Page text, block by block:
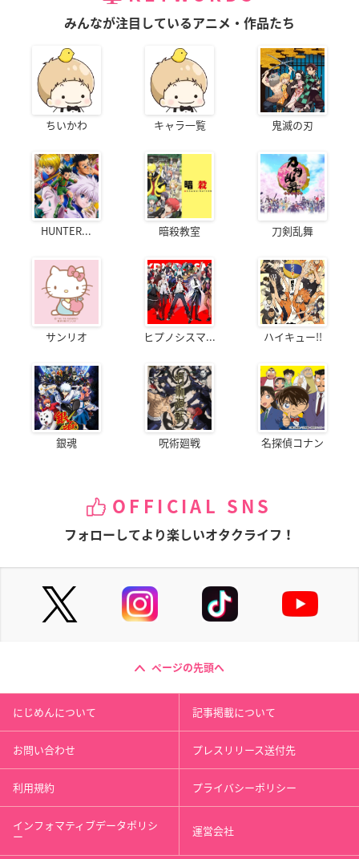
みんなが注目しているアニメ・作品たち
ちいかわ キャラ一覧 鬼滅の刃
HUNTER... 暗殺教室 刀剣乱舞
サンリオ ヒプノシスマ... ハイキュー!!
銀魂 呪術廻戦 名探偵コナン
OFFICIAL SNS
フォローしてより楽しいオタクライフ！
ページの先頭へ
にじめんについて 記事掲載について
お問い合わせ プレスリリース送付先
利用規約 プライバシーポリシー
インフォマティブデータポリシ
ー 運営会社